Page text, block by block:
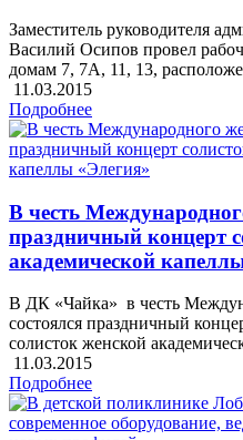
Заместитель руководителя
Василий Осипов провел
домам 7, 7А, 11, 13,
11.03.2015
Подробнее
В честь
праздничный концерт
академической
В ДК «Чайка» в честь
состоялся праздничный
солисток женской
11.03.2015
Подробнее